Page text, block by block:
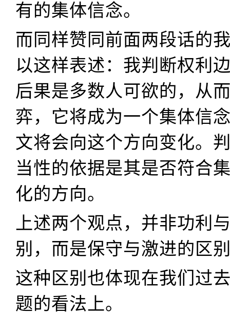
有的集体信念。
而同样赞同前面两段话的
以这样表述：我判断权利
后果是多数人可欲的，从
弈，它将成为一个集体信
文将会向这个方向变化。
当性的依据是其是否符合
化的方向。
上述两个观点，并非功利
别，而是保守与激进的区
这种区别也体现在我们过
题的看法上。